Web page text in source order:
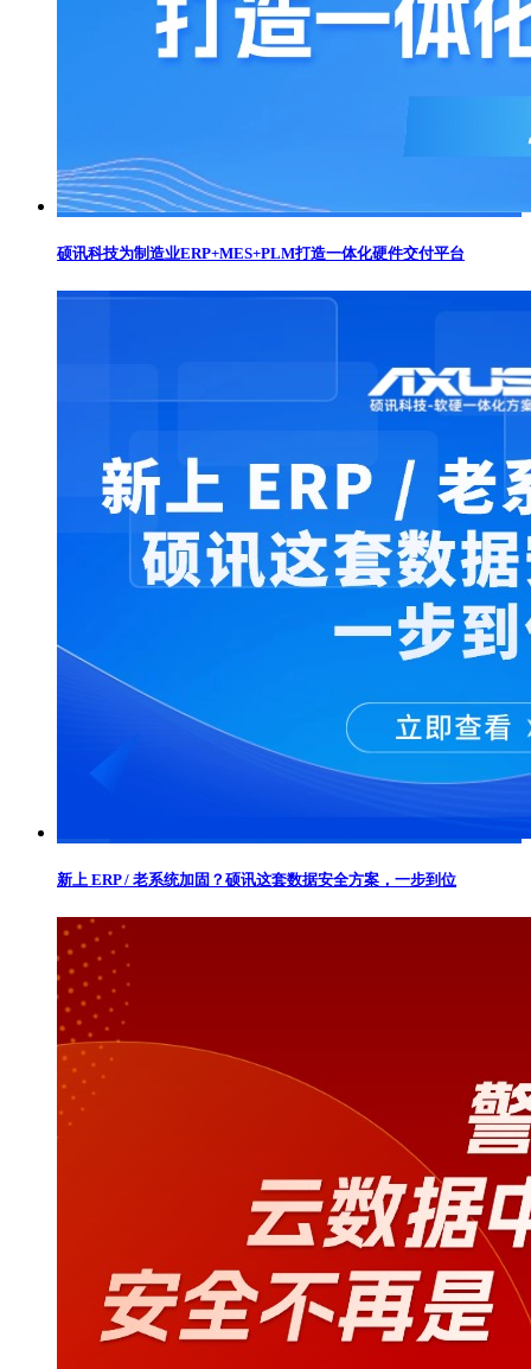
硕讯科技为制造业ERP+MES+PLM打造一体化硬件交付平台
新上 ERP / 老系统加固？硕讯这套数据安全方案，一步到位